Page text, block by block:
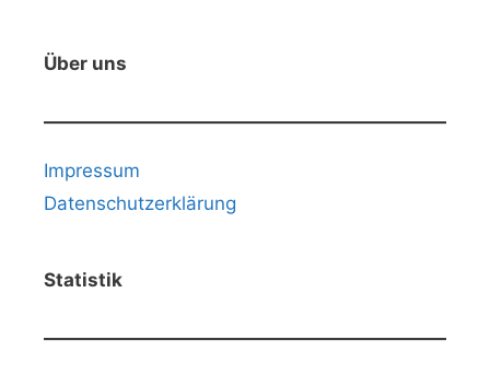
Über uns
Impressum
Datenschutzerklärung
Statistik